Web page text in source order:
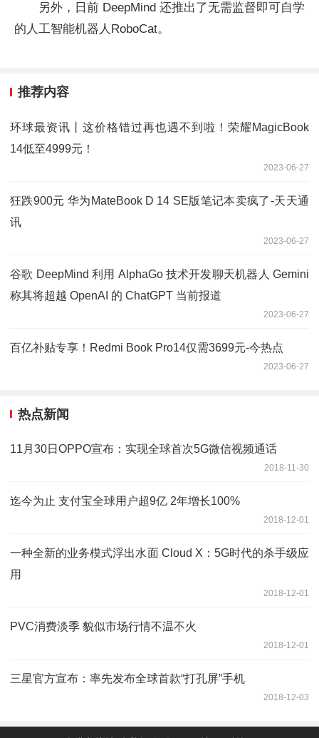
另外，日前 DeepMind 还推出了无需监督即可自学
的人工智能机器人RoboCat。
推荐内容
环球最资讯丨这价格错过再也遇不到啦！荣耀MagicBook
14低至4999元！
2023-06-27
狂跌900元 华为MateBook D 14 SE版笔记本卖疯了-天天通
讯
2023-06-27
谷歌 DeepMind 利用 AlphaGo 技术开发聊天机器人 Gemini
称其将超越 OpenAI 的 ChatGPT 当前报道
2023-06-27
百亿补贴专享！Redmi Book Pro14仅需3699元-今热点
2023-06-27
热点新闻
11月30日OPPO宣布：实现全球首次5G微信视频通话
2018-11-30
迄今为止 支付宝全球用户超9亿 2年增长100%
2018-12-01
一种全新的业务模式浮出水面 Cloud X：5G时代的杀手级应
用
2018-12-01
PVC消费淡季 貌似市场行情不温不火
2018-12-01
三星官方宣布：率先发布全球首款“打孔屏”手机
2018-12-03